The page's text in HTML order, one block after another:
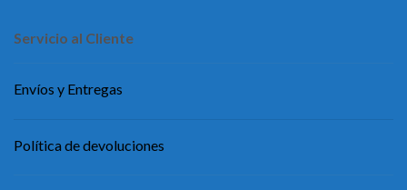
Servicio al Cliente
Envíos y Entregas
Política de devoluciones